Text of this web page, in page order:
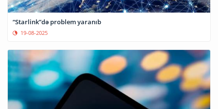
“Starlink”də problem yaranıb
19-08-2025